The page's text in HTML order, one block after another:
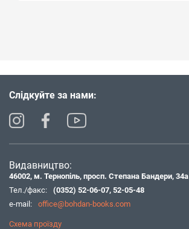
Слідкуйте за нами:
Видавництво:
46002, м. Тернопіль, просп. Степана Бандери, 34а
Тел./факс:
(0352) 52-06-07, 52-05-48
e-mail:
office@bohdan-books.com
Схема проїзду